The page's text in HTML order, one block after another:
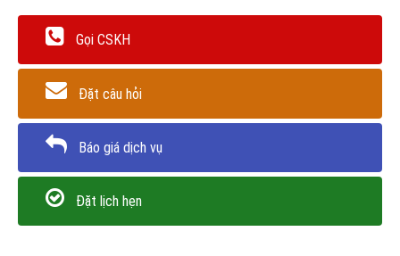
Gọi CSKH
Đặt câu hỏi
Báo giá dịch vụ
Đặt lịch hẹn